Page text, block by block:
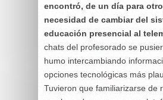
encontró, de un día para
necesidad de cambiar del
educación presencial al
chats del profesorado se
humo intercambiando
opciones tecnológicas más
Tuvieron que familiarizarse de